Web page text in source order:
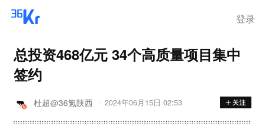
登录
总投资468亿元 34个高质量项目集中
签约
杜超@36氪陕西 2024年06月15日 02:53